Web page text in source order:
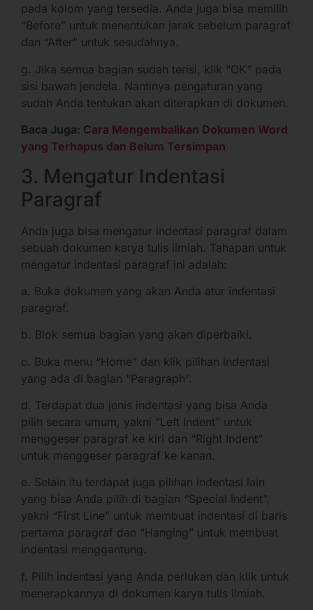
pada kolom yang tersedia. Anda juga bisa memilih
“Before” untuk menentukan jarak sebelum paragraf
dan “After” untuk sesudahnya.
g. Jika semua bagian sudah terisi, klik “OK” pada
sisi bawah jendela. Nantinya pengaturan yang
sudah Anda tentukan akan diterapkan di dokumen.
Baca Juga: Cara Mengembalikan Dokumen Word
yang Terhapus dan Belum Tersimpan
3. Mengatur Indentasi
Paragraf
Anda juga bisa mengatur indentasi paragraf dalam
sebuah dokumen karya tulis ilmiah. Tahapan untuk
mengatur indentasi paragraf ini adalah:
a. Buka dokumen yang akan Anda atur indentasi
paragraf.
b. Blok semua bagian yang akan diperbaiki.
c. Buka menu “Home” dan klik pilihan indentasi
yang ada di bagian “Paragraph”.
d. Terdapat dua jenis indentasi yang bisa Anda
pilih secara umum, yakni “Left Indent” untuk
menggeser paragraf ke kiri dan “Right Indent”
untuk menggeser paragraf ke kanan.
e. Selain itu terdapat juga pilihan indentasi lain
yang bisa Anda pilih di bagian “Special Indent”,
yakni “First Line” untuk membuat indentasi di baris
pertama paragraf dan “Hanging” untuk membuat
indentasi menggantung.
f. Pilih indentasi yang Anda perlukan dan klik untuk
menerapkannya di dokumen karya tulis ilmiah.